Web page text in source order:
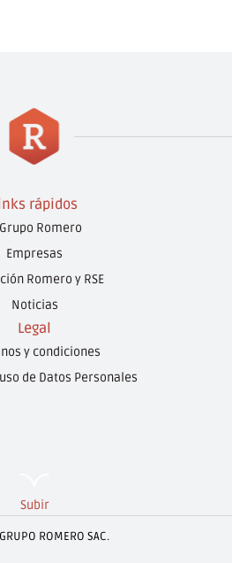
rápidos
Romero
Empresas
Romero y RSE
Noticias
Legal
y condiciones
de Datos Personales
Subir
ROMERO SAC.